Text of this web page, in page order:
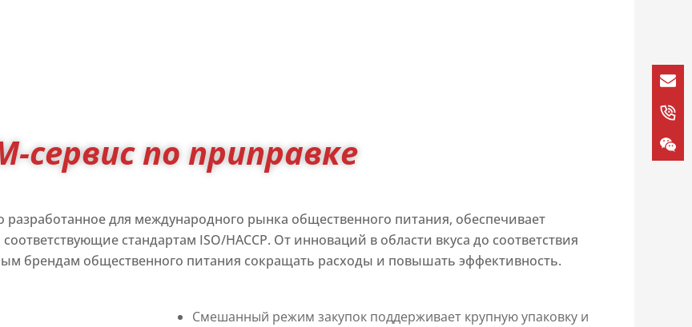
сервис по приправке
для международного рынка общественного питания, обеспечивает
стандартам ISO/HACCP. От инноваций в области вкуса до соответствия
брендам общественного питания сокращать расходы и повышать эффективность.
Смешанный режим закупок поддерживает крупную упаковку и